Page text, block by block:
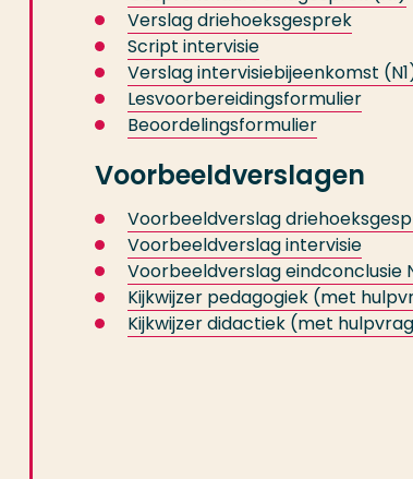
Verslag driehoeksgesprek
Script intervisie
Verslag intervisiebijeenkomst
Lesvoorbereidingsformulier
Beoordelingsformulier
Voorbeeldverslagen
Voorbeeldverslag
Voorbeeldverslag intervisie
Voorbeeldverslag eindconclusie
Kijkwijzer pedagogiek (met
Kijkwijzer didactiek (met